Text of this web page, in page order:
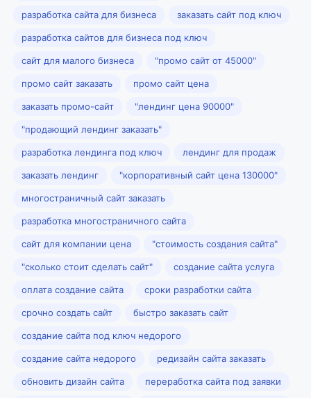
разработка сайта для бизнеса заказать сайт под ключ
разработка сайтов для бизнеса под ключ
сайт для малого бизнеса "промо сайт от 45000"
промо сайт заказать промо сайт цена
заказать промо-сайт "лендинг цена 90000"
"продающий лендинг заказать"
разработка лендинга под ключ лендинг для продаж
заказать лендинг "корпоративный сайт цена 130000"
многостраничный сайт заказать
разработка многостраничного сайта
сайт для компании цена "стоимость создания сайта"
"сколько стоит сделать сайт" создание сайта услуга
оплата создание сайта сроки разработки сайта
срочно создать сайт быстро заказать сайт
создание сайта под ключ недорого
создание сайта недорого редизайн сайта заказать
обновить дизайн сайта переработка сайта под заявки